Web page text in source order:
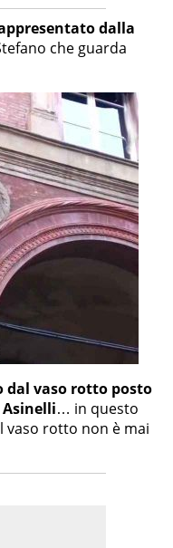
dalla
che guarda
dal vaso rotto posto
… in questo
vaso rotto non è mai